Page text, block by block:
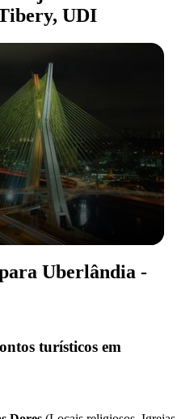
UDI
Uberlândia -
turísticos em